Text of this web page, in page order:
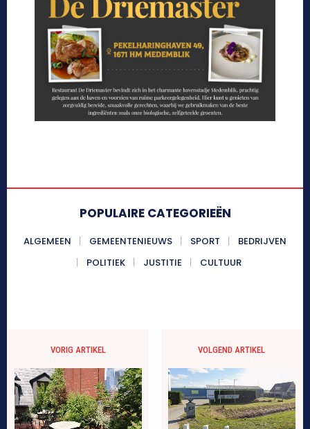
POPULAIRE CATEGORIEËN
ALGEMEEN GEMEENTENIEUWS SPORT
BEDRIJVEN
POLITIEK
JUSTITIE CULTUUR
VORIG ARTIKEL VOLGEND ARTIKEL